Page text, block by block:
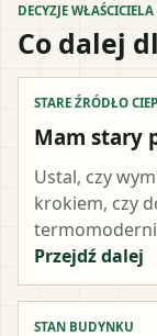
DECYZJE
Co dalej
STARE ŹRÓDŁO
Mam stary
Ustal, czy
krokiem, czy
Przejdź dalej
STAN BUDYNKU